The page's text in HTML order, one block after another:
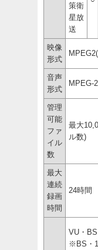
策衛
星放
送
映像
形式
音声
形式
MPEG-
管理
可能
ファ
イル
数
最大
ル数)
最大
連続
録画
時間
24時間
VU・
※BS・